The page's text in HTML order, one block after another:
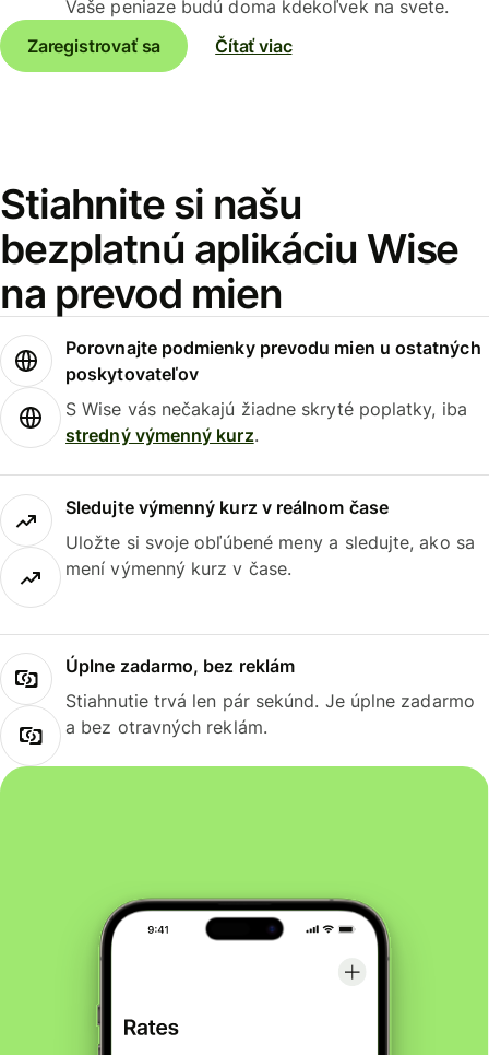
Vaše peniaze budú doma kdekoľvek na svete.
Zaregistrovať sa
Čítať viac
Stiahnite si našu
bezplatnú aplikáciu Wise
na prevod mien
Porovnajte podmienky prevodu mien u ostatných
poskytovateľov
S Wise vás nečakajú žiadne skryté poplatky, iba
stredný výmenný kurz.
Sledujte výmenný kurz v reálnom čase
Uložte si svoje obľúbené meny a sledujte, ako sa
mení výmenný kurz v čase.
Úplne zadarmo, bez reklám
Stiahnutie trvá len pár sekúnd. Je úplne zadarmo
a bez otravných reklám.